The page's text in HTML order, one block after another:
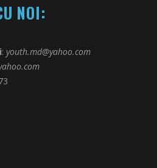
NOI:
: youth.md@yahoo.com